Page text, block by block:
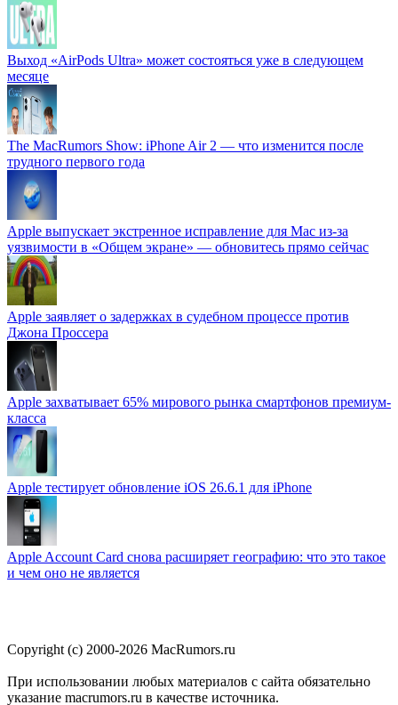
Выход «AirPods Ultra» может состояться уже в следующем
месяце
The MacRumors Show: iPhone Air 2 — что изменится после
трудного первого года
Apple выпускает экстренное исправление для Mac из-за
уязвимости в «Общем экране» — обновитесь прямо сейчас
Apple заявляет о задержках в судебном процессе против
Джона Проссера
Apple захватывает 65% мирового рынка смартфонов премиум-
класса
Apple тестирует обновление iOS 26.6.1 для iPhone
Apple Account Card снова расширяет географию: что это такое
и чем оно не является
Copyright (c) 2000-2026 MacRumors.ru
При использовании любых материалов с сайта обязательно
указание macrumors.ru в качестве источника.